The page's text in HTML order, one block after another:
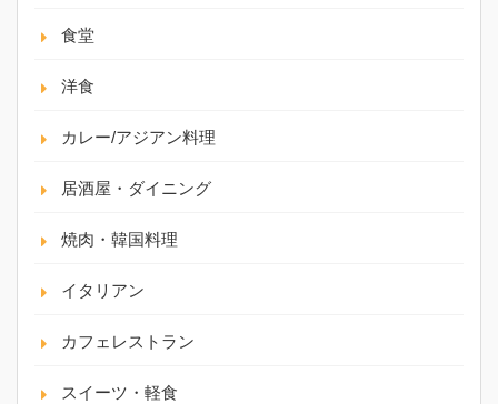
食堂
洋食
カレー/アジアン料理
居酒屋・ダイニング
焼肉・韓国料理
イタリアン
カフェレストラン
スイーツ・軽食